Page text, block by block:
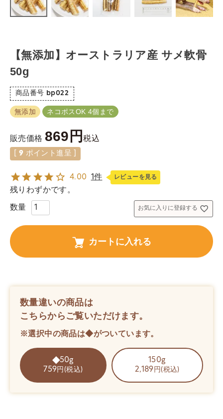
【無添加】オーストラリア産 サメ軟骨
50g
商品番号 bp022
無添加 ネコポスOK 4個まで
販売価格 869 税込
9 ポイント進呈 ]
4.00 1件 レビューを見る
残りわずかです。
お気に入りに登録する
カートに入れる
数量違いの商品は
こちらからご覧いただけます。
※選択中の商品は◆がついています。
50g
759円(税込)
150g
2,189 円(税込)